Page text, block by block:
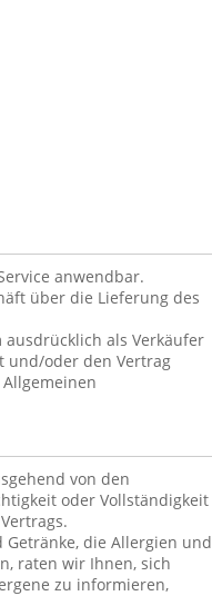
anwendbar.
über die Lieferung des
als Verkäufer
und/oder den Vertrag
von den
oder Vollständigkeit
die Allergien und
raten wir Ihnen, sich
zu informieren,